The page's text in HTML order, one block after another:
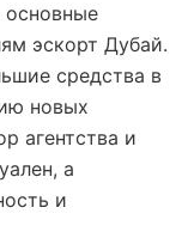
основные
эскорт Дубай.
средства в
новых
агентства и
а
и